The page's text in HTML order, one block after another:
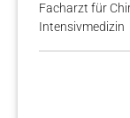
Facharzt für
Intensivmedizin